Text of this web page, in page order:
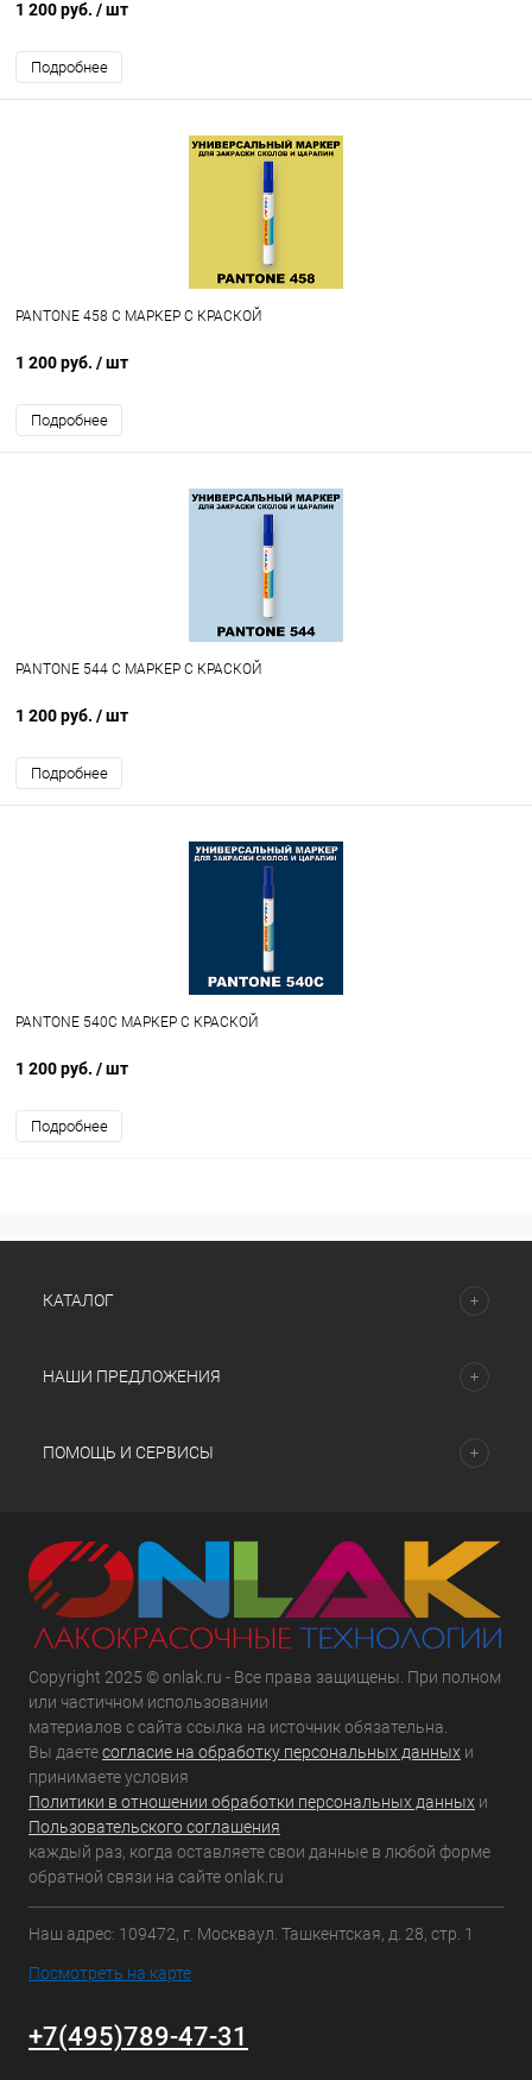
1 200 руб. / шт
Подробнее
PANTONE 458 C МАРКЕР С КРАСКОЙ
1 200 руб. / шт
Подробнее
PANTONE 544 C МАРКЕР С КРАСКОЙ
1 200 руб. / шт
Подробнее
PANTONE 540C МАРКЕР С КРАСКОЙ
1 200 руб. / шт
Подробнее
КАТАЛОГ
НАШИ ПРЕДЛОЖЕНИЯ
ПОМОЩЬ И СЕРВИСЫ
Copyright 2025 © onlak.ru - Все права защищены. При полном
или частичном использовании
материалов с сайта ссылка на источник обязательна.
Вы даетесогласие на обработку персональных данных и
принимаете условия
Политики в отношении обработки персональных данных и
Пользовательского соглашения
каждый раз, когда оставляете свои данные в любой форме
обратной связи на сайте onlak.ru
Наш адрес: 109472, г. Москваул. Ташкентская, д. 28, стр. 1
Посмотреть на карте
+7(495)789-47-31